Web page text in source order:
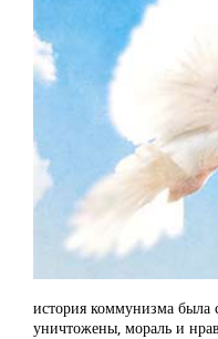
история коммунизма была
уничтожены, мораль и